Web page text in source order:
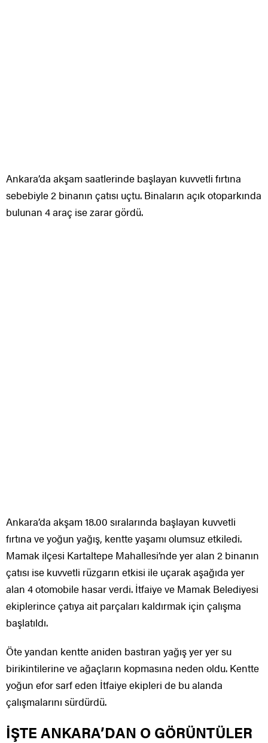
Ankara’da akşam saatlerinde başlayan kuvvetli fırtına
sebebiyle 2 binanın çatısı uçtu. Binaların açık otoparkında
bulunan 4 araç ise zarar gördü.
Ankara’da akşam 18.00 sıralarında başlayan kuvvetli
fırtına ve yoğun yağış, kentte yaşamı olumsuz etkiledi.
Mamak ilçesi Kartaltepe Mahallesi’nde yer alan 2 binanın
çatısı ise kuvvetli rüzgarın etkisi ile uçarak aşağıda yer
alan 4 otomobile hasar verdi. İtfaiye ve Mamak Belediyesi
ekiplerince çatıya ait parçaları kaldırmak için çalışma
başlatıldı.
Öte yandan kentte aniden bastıran yağış yer yer su
birikintilerine ve ağaçların kopmasına neden oldu. Kentte
yoğun efor sarf eden İtfaiye ekipleri de bu alanda
çalışmalarını sürdürdü.
İŞTE ANKARA’DAN O GÖRÜNTÜLER